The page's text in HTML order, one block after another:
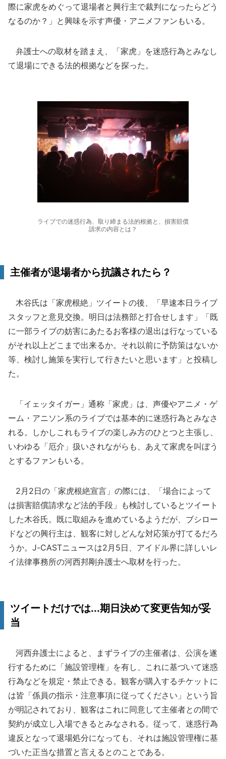
際に家虎をめぐって退場者と興行主で裁判になったらどう
なるのか？」と興味を示す声優・アニメファンもいる。
弁護士への取材を踏まえ、「家虎」を迷惑行為とみなし
て退場にできる法的根拠などを探った。
ライブでの迷惑行為、取り締まる法的根拠と、損害賠償
請求の内容とは？
主催者が退場者から抗議されたら？
木谷氏は「家虎根絶」ツイートの後、「早速本日ライブ
スタッフと意見交換。明日は法務部と打合せします」「既
に一部ライブの妨害にあたるお客様の退出は行なっている
がそれ以上どこまで出来るか。それ以前に予防策はないか
等、検討し施策を実行して行きたいと思います」と投稿し
た。
「イェッタイガー」通称「家虎」は、声優やアニメ・ゲ
ーム・アニソン系のライブでは基本的に迷惑行為とみなさ
れる。しかしこれもライブの楽しみ方のひとつと主張し、
いわゆる「厄介」扱いされながらも、あえて家虎を叫ぼう
とするファンもいる。
2月2日の「家虎根絶宣言」の際には、「場合によって
は損害賠償請求など法的手段」も検討しているとツイート
した木谷氏。既に取組みを進めているようだが、ブシロー
ドなどの興行主は、観客に対しどんな対応策が打てるだろ
うか。J-CASTニュースは2月5日、アイドル界に詳しいレ
イ法律事務所の河西邦剛弁護士へ取材を行った。
ツイートだけでは...期日決めて変更告知が妥
当
河西弁護士によると、まずライブの主催者は、公演を遂
行するために「施設管理権」を有し、これに基づいて迷惑
行為などを規定・禁止できる。観客が購入するチケットに
は皆「係員の指示・注意事項に従ってください」という旨
が明記されており、観客はこれに同意して主催者との間で
契約が成立し入場できるとみなされる。従って、迷惑行為
違反となって退場処分になっても、それは施設管理権に基
づいた正当な措置と言えるとのことである。